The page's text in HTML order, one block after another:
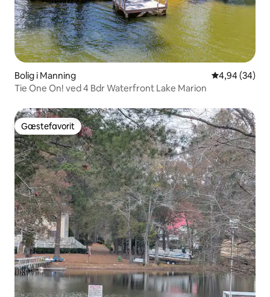
Bolig i Manning 4,94 ud af 5 i
4,94 (34)
Tie One On! ved 4 Bdr Waterfront Lake Marion
Gæstefavorit
Gæstefavorit